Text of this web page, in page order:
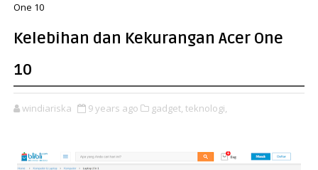
One 10
Kelebihan dan Kekurangan Acer One
10
windiariska 9 years ago gadget, teknologi,